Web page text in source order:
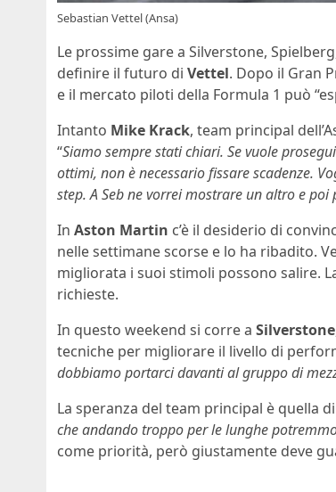
Sebastian Vettel (Ansa)
Le prossime gare a Silverstone,
definire il futuro di Vettel. Dopo il Gran
e il mercato piloti della Formula 1 può
Intanto Mike Krack, team principal
“Siamo sempre stati chiari. Se vuole
ottimi, non è necessario fissare scadenze.
step. A Seb ne vorrei mostrare un altro e
In Aston Martin c’è il desiderio di
nelle settimane scorse e lo ha ribadito.
migliorata i suoi stimoli possono salire.
richieste.
In questo weekend si corre a Silverstone
tecniche per migliorare il livello di
dobbiamo portarci davanti al gruppo di
La speranza del team principal è quella
che andando troppo per le lunghe
come priorità, però giustamente deve